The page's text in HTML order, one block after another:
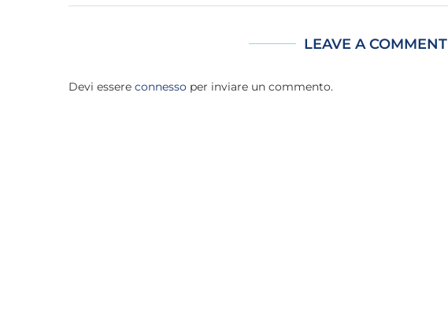
LEAVE A COMMENT
Devi essere connesso per inviare un commento.